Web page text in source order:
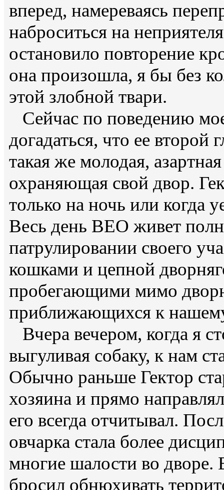
вперед, намереваясь
наброситься на
остановило повторение
она произошла, я бы без
этой злобной твари.
Сейчас по поведению
догадаться, что ее второй
такая же молодая,
охраняющая свой двор.
только на ночь или когда
Весь день ВЕО живет
патрулировании своего
кошками и цепной
пробегающими мимо
приближающихся к
Вчера вечером, когда я
выгуливая собаку, к нам
Обычно раньше Гектор
хозяина и прямо
его всегда отчитывал.
овчарка стала более
многие шалости во дворе.
бросил обнюхивать